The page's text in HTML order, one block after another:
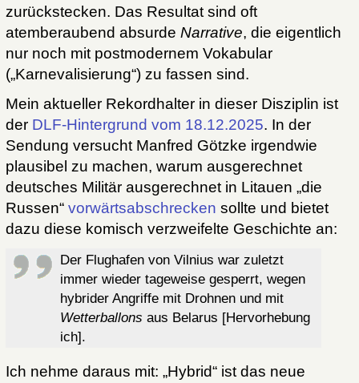
zurückstecken. Das Resultat sind oft
atemberaubend absurde Narrative, die eigentlich
nur noch mit postmodernem Vokabular
(„Karnevalisierung“) zu fassen sind.
Mein aktueller Rekordhalter in dieser Disziplin ist
der DLF-Hintergrund vom 18.12.2025. In der
Sendung versucht Manfred Götzke irgendwie
plausibel zu machen, warum ausgerechnet
deutsches Militär ausgerechnet in Litauen „die
Russen“ vorwärtsabschrecken sollte und bietet
dazu diese komisch verzweifelte Geschichte an:
Der Flughafen von Vilnius war zuletzt
immer wieder tageweise gesperrt, wegen
hybrider Angriffe mit Drohnen und mit
Wetterballons aus Belarus [Hervorhebung
ich].
Ich nehme daraus mit: „Hybrid“ ist das neue